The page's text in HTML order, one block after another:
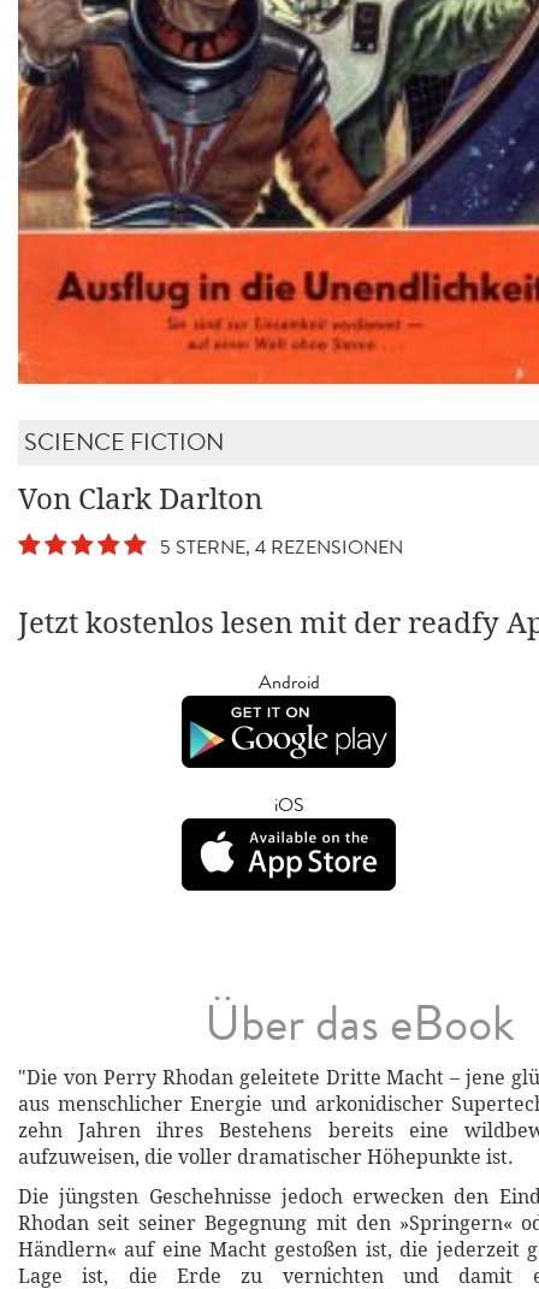
SCIENCE FICTION
Von Clark Darlton
5 STERNE, 4 REZENSIONEN
Jetzt kostenlos lesen mit der readfy
Android
iOS
Über das eBook
"Die von Perry Rhodan geleitete Dritte Macht – jene
aus menschlicher Energie und arkonidischer
zehn Jahren ihres Bestehens bereits eine
aufzuweisen, die voller dramatischer Höhepunkte ist.
Die jüngsten Geschehnisse jedoch erwecken den
Rhodan seit seiner Begegnung mit den »Springern«
Händlern« auf eine Macht gestoßen ist, die jederzeit
Lage ist, die Erde zu vernichten und damit